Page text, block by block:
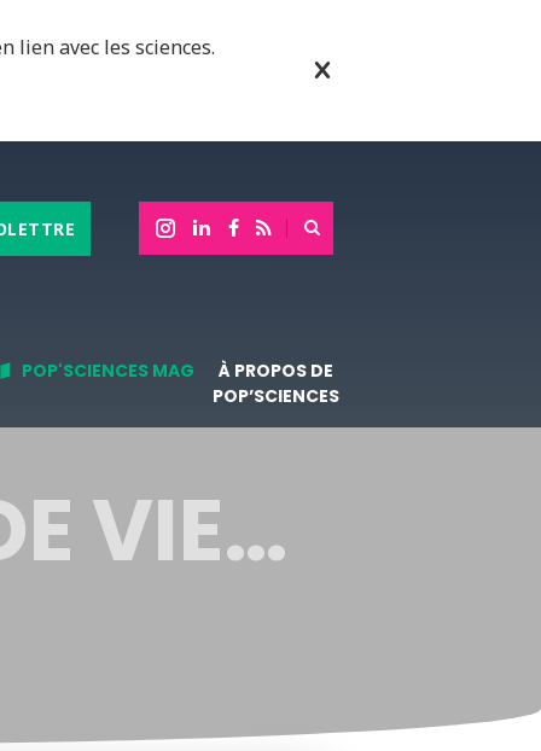
lien avec les sciences.
POP'SCIENCES MAG
À PROPOS DE
POP’SCIENCES
VIE…